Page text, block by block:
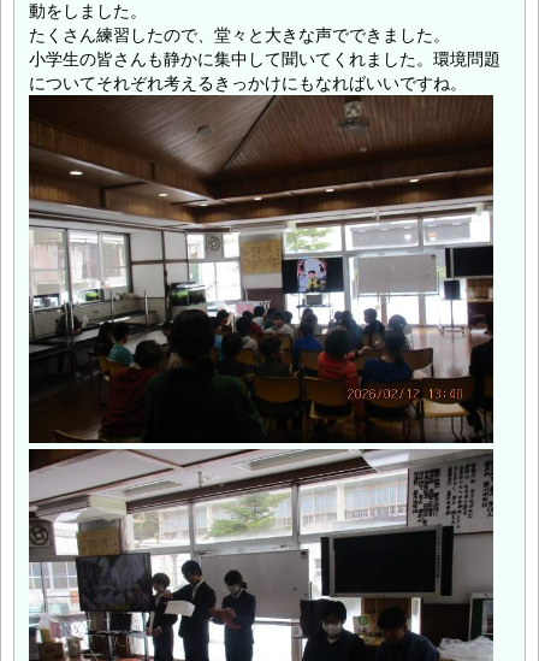
動をしました。
たくさん練習したので、堂々と大きな声でできました。
小学生の皆さんも静かに集中して聞いてくれました。環境問題
についてそれぞれ考えるきっかけにもなればいいですね。